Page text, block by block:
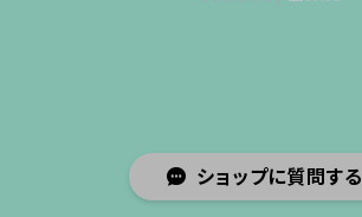
ショップに質問する